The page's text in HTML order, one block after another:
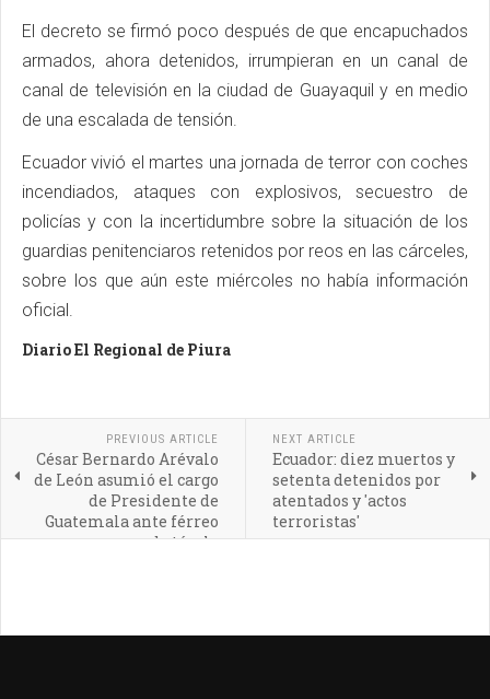
El decreto se firmó poco después de que encapuchados
armados, ahora detenidos, irrumpieran en un canal de
canal de televisión en la ciudad de Guayaquil y en medio
de una escalada de tensión.
Ecuador vivió el martes una jornada de terror con coches
incendiados, ataques con explosivos, secuestro de
policías y con la incertidumbre sobre la situación de los
guardias penitenciaros retenidos por reos en las cárceles,
sobre los que aún este miércoles no había información
oficial.
Diario El Regional de Piura
PREVIOUS ARTICLE
César Bernardo Arévalo
de León asumió el cargo
de Presidente de
Guatemala ante férreo
obstáculo
NEXT ARTICLE
Ecuador: diez muertos y
setenta detenidos por
atentados y 'actos
terroristas'